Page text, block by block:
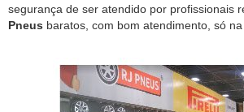
segurança de ser atendido por profissionais
Pneus baratos, com bom atendimento, só na